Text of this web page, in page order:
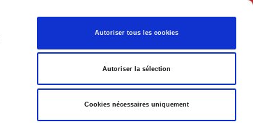
Autoriser tous les cookies
Autoriser la sélection
Cookies nécessaires uniquement
English